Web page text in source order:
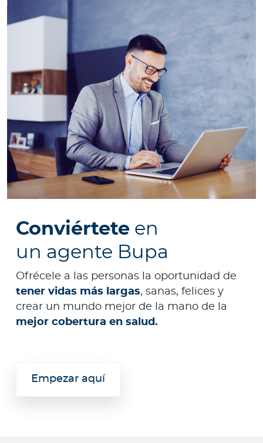
Conviértete en
un agente Bupa
Ofrécele a las personas la oportunidad de
tener vidas más largas, sanas, felices y
crear un mundo mejor de la mano de la
mejor cobertura en salud.
Empezar aquí